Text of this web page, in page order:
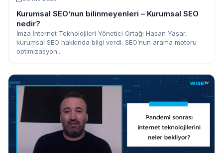
Kurumsal SEO’nun bilinmeyenleri – Kurumsal SEO
nedir?
İmza İnternet Teknolojileri Yönetici Ortağı Hasan Yaşar,
kurumsal SEO hakkında bilgi verdi. SEO’nun arama motoru
optimizasyon...